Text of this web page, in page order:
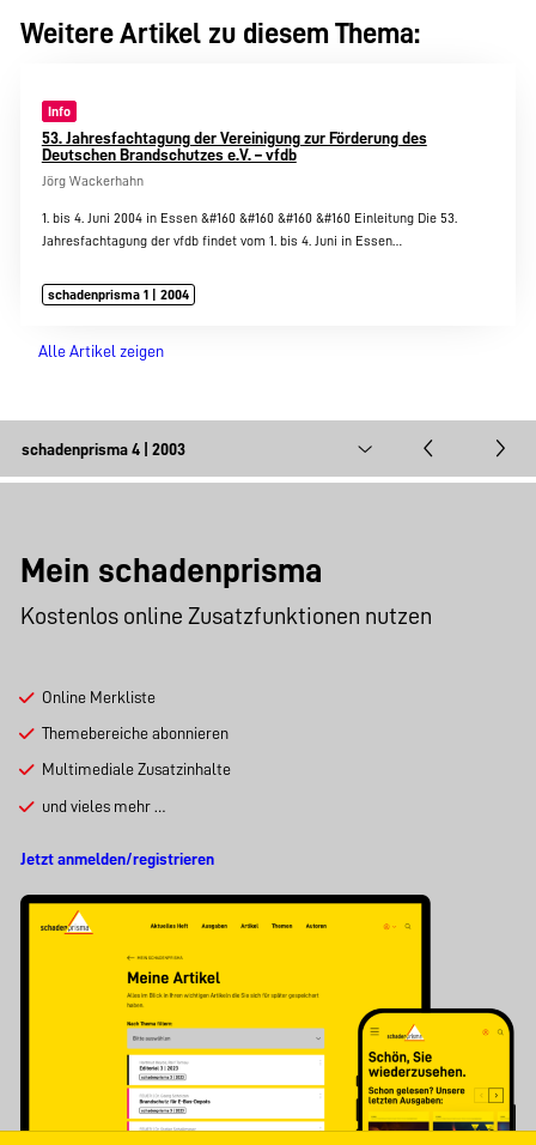
Weitere Artikel zu diesem Thema:
Info
53. Jahresfachtagung der Vereinigung zur Förderung des
Deutschen Brandschutzes e.V. – vfdb
Jörg Wackerhahn
1. bis 4. Juni 2004 in Essen &#160 &#160 &#160 &#160 Einleitung Die 53.
Jahresfachtagung der vfdb findet vom 1. bis 4. Juni in Essen…
schadenprisma 1 | 2004
Alle Artikel zeigen
Mein schadenprisma
Kostenlos online Zusatzfunktionen nutzen
Online Merkliste
Themebereiche abonnieren
Multimediale Zusatzinhalte
und vieles mehr …
Jetzt anmelden/registrieren